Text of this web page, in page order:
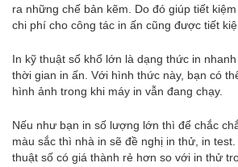
ra những chế bản kẽm. Do đó giúp tiết
chi phí cho công tác in ấn cũng được tiết
In kỹ thuật số khổ lớn là dạng thức in
thời gian in ấn. Với hình thức này, bạn có
hình ảnh trong khi máy in vẫn đang chạy.
Nếu như bạn in số lượng lớn thì để chắc
màu sắc thì nhà in sẽ đề nghị in thử, in
thuật số có giá thành rẻ hơn so với in thử